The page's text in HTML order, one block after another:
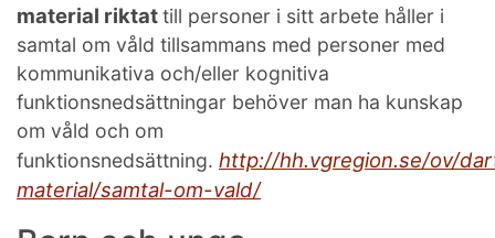
material riktattill personer i sitt arbete håller i
samtal om våld tillsammans med personer med
kommunikativa och/eller kognitiva
funktionsnedsättningar behöver man ha kunskap
om våld och om
funktionsnedsättning. http://hh.vgregion.se/ov/
material/samtal-om-vald/